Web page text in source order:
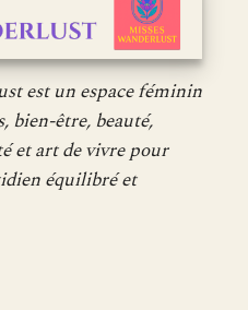
est un espace féminin
bien-être, beauté,
et art de vivre pour
équilibré et